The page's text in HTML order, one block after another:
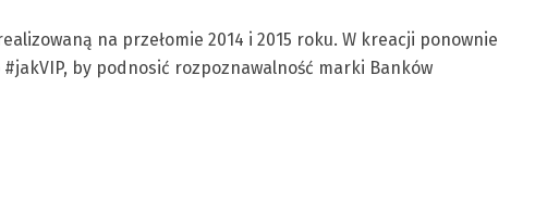
na przełomie 2014 i 2015 roku. W kreacji ponownie
by podnosić rozpoznawalność marki Banków